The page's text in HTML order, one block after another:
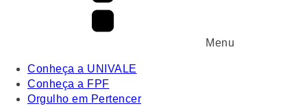
Menu
Conheça a UNIVALE
Conheça a FPF
Orgulho em Pertencer